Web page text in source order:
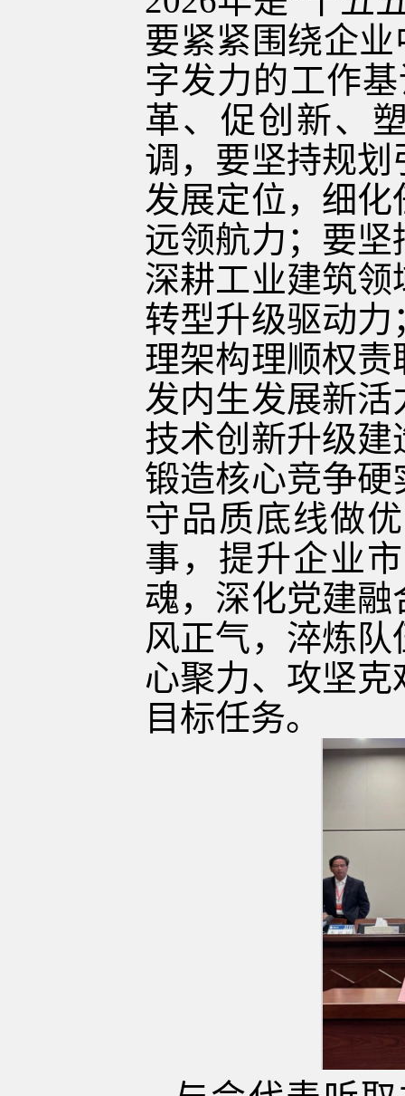
要紧紧围绕企业
字发力的工作
革、促创新、
调，要坚持规
发展定位，细
远领航力；要
深耕工业建筑
转型升级驱动
理架构理顺权
发内生发展新
技术创新升级
锻造核心竞争
守品质底线做
事，提升企业
魂，深化党建
风正气，淬炼
心聚力、攻坚
目标任务。